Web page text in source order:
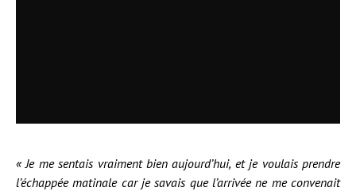
« Je me sentais vraiment bien aujourd’hui, et je voulais prendre
l’échappée matinale car je savais que l’arrivée ne me convenait